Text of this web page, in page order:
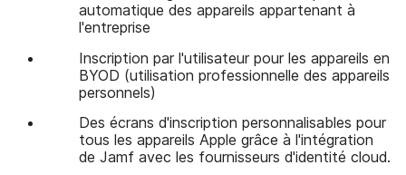
automatique des appareils appartenant à
l'entreprise
Inscription par l'utilisateur pour les appareils en
BYOD (utilisation professionnelle des appareils
personnels)
Des écrans d'inscription personnalisables pour
tous les appareils Apple grâce à l'intégration
de Jamf avec les fournisseurs d'identité cloud.